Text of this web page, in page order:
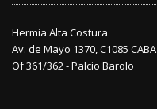
Hermia Alta Costura
Av. de Mayo 1370, C1085 CABA
Of 361/362 - Palcio Barolo